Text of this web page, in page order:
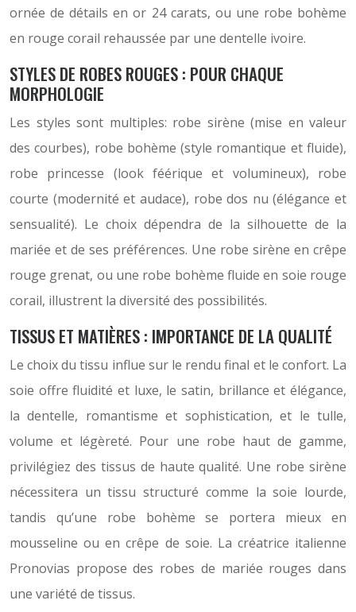
ornée de détails en or 24 carats, ou une robe bohème
en rouge corail rehaussée par une dentelle ivoire.
STYLES DE ROBES ROUGES : POUR CHAQUE
MORPHOLOGIE
Les styles sont multiples: robe sirène (mise en valeur
des courbes), robe bohème (style romantique et fluide),
robe princesse (look féérique et volumineux), robe
courte (modernité et audace), robe dos nu (élégance et
sensualité). Le choix dépendra de la silhouette de la
mariée et de ses préférences. Une robe sirène en crêpe
rouge grenat, ou une robe bohème fluide en soie rouge
corail, illustrent la diversité des possibilités.
TISSUS ET MATIÈRES : IMPORTANCE DE LA QUALITÉ
Le choix du tissu influe sur le rendu final et le confort. La
soie offre fluidité et luxe, le satin, brillance et élégance,
la dentelle, romantisme et sophistication, et le tulle,
volume et légèreté. Pour une robe haut de gamme,
privilégiez des tissus de haute qualité. Une robe sirène
nécessitera un tissu structuré comme la soie lourde,
tandis qu’une robe bohème se portera mieux en
mousseline ou en crêpe de soie. La créatrice italienne
Pronovias propose des robes de mariée rouges dans
une variété de tissus.